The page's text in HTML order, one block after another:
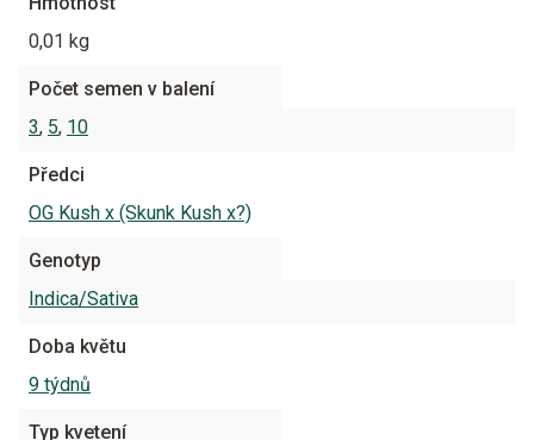
0,01 kg
Počet semen v balení
3, 5, 10
Předci
OG Kush x (Skunk Kush x?)
Genotyp
Indica/Sativa
Doba květu
9 týdnů
Typ kvetení